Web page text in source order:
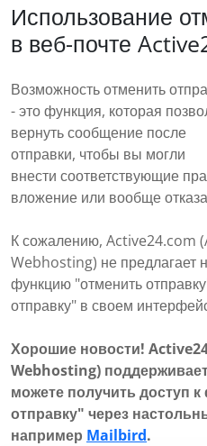
Использование
в веб-почте
Возможность отменить
- это функция, которая
вернуть сообщение после
отправки, чтобы вы могли
внести соответствующие
вложение или вообще
К сожалению, Active24.com
Webhosting) не предлагает
функцию "отменить
отправку" в своем
Хорошие новости!
Webhosting)
можете получить доступ
отправку" через
например Mailbird.